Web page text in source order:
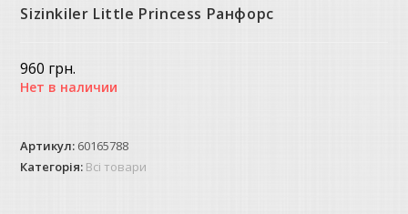
Sizinkiler Little Princess Ранфорс
960 грн.
Нет в наличии
Артикул: 60165788
Категорія: Всі товари